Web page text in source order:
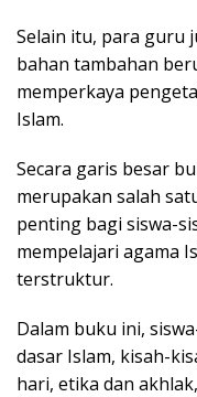
Selain itu, para guru
bahan tambahan
memperkaya
Islam.
Secara garis besar
merupakan salah
penting bagi siswa-
mempelajari agama
terstruktur.
Dalam buku ini,
dasar Islam, kisah-
hari, etika dan